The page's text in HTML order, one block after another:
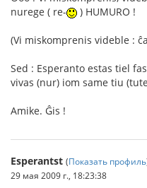
nurege ( re-
) HUMURO !
(Vi miskomprenis videble :
Sed : Esperanto estas tiel
vivas (nur) iom same tiu
Amike. Ĝis !
Esperantst (Показать профиль
29 мая 2009 г., 18:23:38